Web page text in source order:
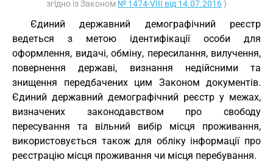
згідно із Законом № 1474-VIII від 14.07.2016)
Єдиний державний демографічний реєстр
ведеться з метою ідентифікації особи для
оформлення, видачі, обміну, пересилання, вилучення,
повернення державі, визнання недійсними та
знищення передбачених цим Законом документів.
Єдиний державний демографічний реєстр у межах,
визначених законодавством про свободу
пересування та вільний вибір місця проживання,
використовується також для обліку інформації про
реєстрацію місця проживання чи місця перебування.